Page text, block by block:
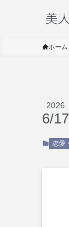
ホーム
2026
6/17
恋愛